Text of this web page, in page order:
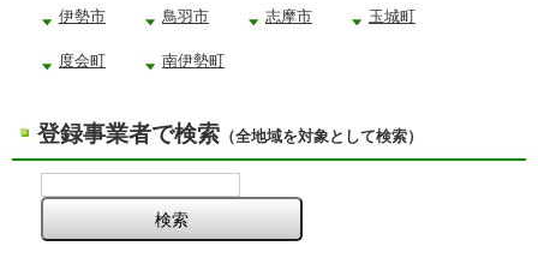
伊勢市 鳥羽市 志摩市 玉城町
度会町 南伊勢町
登録事業者で検索 （全地域を対象として検索）